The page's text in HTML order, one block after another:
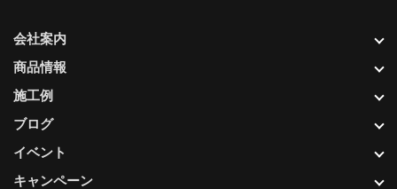
会社案内
商品情報
施工例
ブログ
イベント
キャンペーン